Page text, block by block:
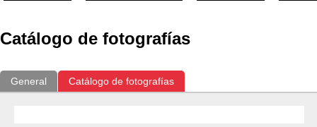
Catálogo de fotografías
General Catálogo de fotografías